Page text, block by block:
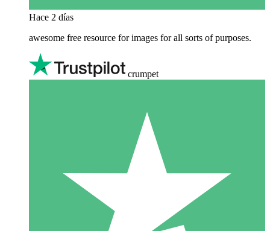
Hace 2 días
awesome free resource for images for all sorts of purposes.
crumpet